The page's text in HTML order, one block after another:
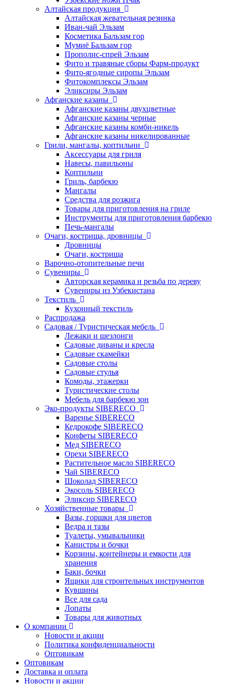
Алтайская продукция
Алтайская жевательная резинка
Иван-чай Эльзам
Косметика Бальзам гор
Мумиё Бальзам гор
Прополис-спрей Эльзам
Фито и травяные сборы Фарм-продукт
Фито-ягодные сиропы Эльзам
Фитокомплексы Эльзам
Эликсиры Эльзам
Афганские казаны
Афганские казаны двухцветные
Афганские казаны черные
Афганские казаны комби-никель
Афганские казаны никелированные
Грили, мангалы, коптильни
Аксессуары для гриля
Навесы, павильоны
Коптильни
Гриль, барбекю
Мангалы
Средства для розжига
Товары для приготовления на гриле
Инструменты для приготовления барбекю
Печь-мангалы
Очаги, кострища, дровницы
Дровницы
Очаги, кострища
Варочно-отопительные печи
Сувениры
Авторская керамика и резьба по дереву
Сувениры из Узбекистана
Текстиль
Кухонный текстиль
Распродажа
Садовая / Туристическая мебель
Лежаки и шезлонги
Садовые диваны и кресла
Садовые скамейки
Садовые столы
Садовые стулья
Комоды, этажерки
Туристические столы
Мебель для барбекю зон
Эко-продукты SIBERECO
Варенье SIBERECO
Кедрокофе SIBERECO
Конфеты SIBERECO
Мед SIBERECO
Орехи SIBERECO
Растительное масло SIBERECO
Чай SIBERECO
Шоколад SIBERECO
Экосоль SIBERECO
Эликсир SIBERECO
Хозяйственные товары
Вазы, горшки для цветов
Ведра и тазы
Туалеты, умывальники
Канистры и бочки
Корзины, контейнеры и емкости для
хранения
Баки, бочки
Ящики для строительных инструментов
Кувшины
Все для сада
Лопаты
Товары для животных
О компании
Новости и акции
Политика конфиденциальности
Оптовикам
Оптовикам
Доставка и оплата
Новости и акции